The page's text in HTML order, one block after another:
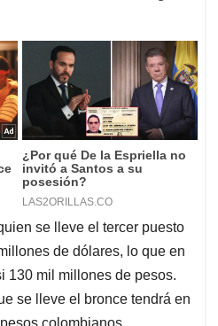
se lleve el tercer puesto
de dólares, lo que en
130 mil millones de pesos.
se lleve el bronce tendrá en